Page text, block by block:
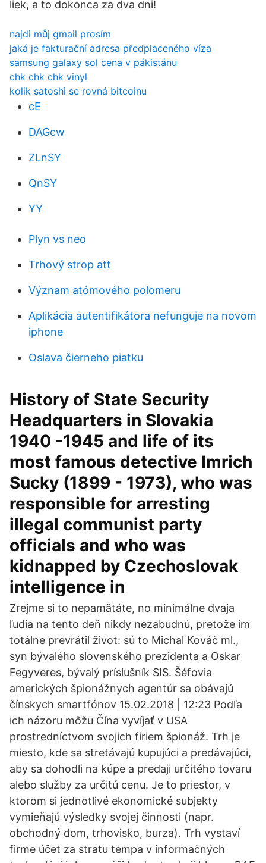
liek, a to dokonca za dva dni!
najdi můj gmail prosím
jaká je fakturační adresa předplaceného víza
samsung galaxy sol cena v pákistánu
chk chk chk vinyl
kolik satoshi se rovná bitcoinu
cE
DAGcw
ZLnSY
QnSY
YY
Plyn vs neo
Trhový strop att
Význam atómového polomeru
Aplikácia autentifikátora nefunguje na novom
iphone
Oslava čierneho piatku
History of State Security
Headquarters in Slovakia
1940 -1945 and life of its
most famous detective Imrich
Sucky (1899 - 1973), who was
responsible for arresting
illegal communist party
officials and who was
kidnapped by Czechoslovak
intelligence in
Zrejme si to nepamätáte, no minimálne dvaja
ľudia na tento deň nikdy nezabudnú, pretože im
totálne prevrátil život: sú to Michal Kováč ml.,
syn bývalého slovenského prezidenta a Oskar
Fegyveres, bývalý príslušník SIS. Šéfovia
amerických špionážnych agentúr sa obávajú
čínskych smartfónov 15.02.2018 | 12:23 Podľa
ich názoru môžu Čína vyvíjať v USA
prostredníctvom svojich firiem špionáž. Trh je
miesto, kde sa stretávajú kupujúci a predávajúci,
aby sa dohodli na kúpe a predaji určitého tovaru
alebo služby za určitú cenu. Je to priestor, v
ktorom si jednotlivé ekonomické subjekty
vymieňajú výsledky svojej činnosti (napr.
obchodný dom, trhovisko, burza). Trh vystaví
firme účet za stratu tempa v informačných